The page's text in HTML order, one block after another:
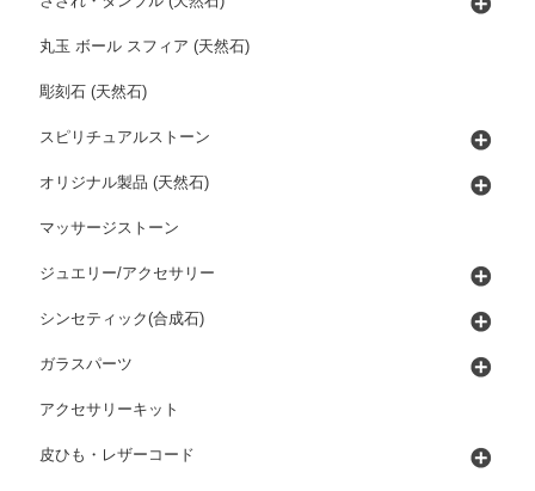
丸玉 ボール スフィア (天然石)
彫刻石 (天然石)
スピリチュアルストーン
オリジナル製品 (天然石)
マッサージストーン
ジュエリー/アクセサリー
シンセティック(合成石)
ガラスパーツ
アクセサリーキット
皮ひも・レザーコード